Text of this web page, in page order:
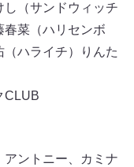
（サンドウィッチ
春菜（ハリセンボ
ハライチ）りんた
CLUB
ントニー、カミナ